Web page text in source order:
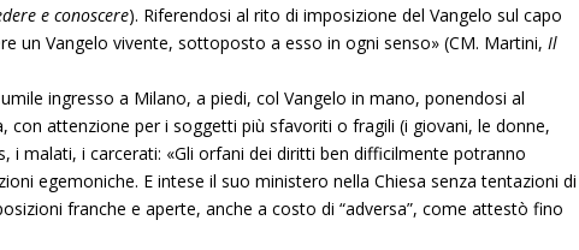
e conoscere). Riferendosi al rito di imposizione del Vangelo sul capo
un Vangelo vivente, sottoposto a esso in ogni senso» (CM. Martini,Il
ingresso a Milano, a piedi, col Vangelo in mano, ponendosi al
attenzione per i soggetti più sfavoriti o fragili (i giovani, le donne,
i malati, i carcerati: «Gli orfani dei diritti ben difficilmente potranno
egemoniche. E intese il suo ministero nella Chiesa senza tentazioni di
franche e aperte, anche a costo di “adversa”, come attestò fino